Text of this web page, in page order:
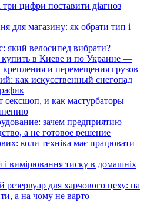
три цифри поставити діагноз
для магазину: як обрати тип і
який велосипед вибрати?
купить в Киеве и по Украине —
и перемещения грузов
как искусственный снегопад
и как мастурбаторы
зачем предприятию
а не готовое решение
коли техніка має працювати
і вимірювання тиску в домашніх
для харчового цеху: на
а на чому не варто